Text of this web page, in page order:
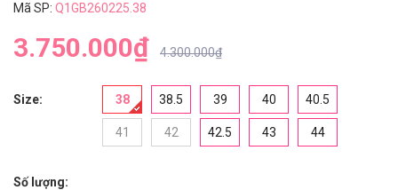
Mã SP: Q1GB260225.38
3.750.000₫ 4.300.000₫
Size: 38 38.5 39 40 40.5
41 42 42.5 43 44
Số lượng: